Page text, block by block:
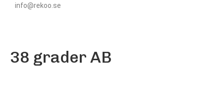
info@rekoo.se
38 grader AB